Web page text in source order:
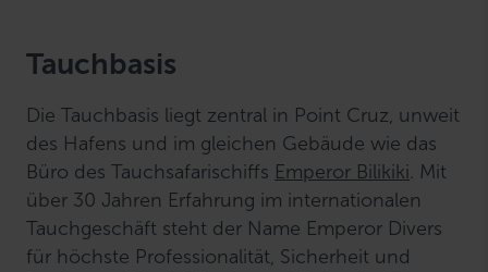
Tauchbasis
Die Tauchbasis liegt zentral in Point Cruz, unweit
des Hafens und im gleichen Gebäude wie das
Büro des Tauchsafarischiffs Emperor Bilikiki. Mit
über 30 Jahren Erfahrung im internationalen
Tauchgeschäft steht der Name Emperor Divers
für höchste Professionalität, Sicherheit und